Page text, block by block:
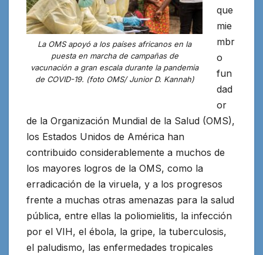
La OMS apoyó a los países africanos en la
puesta en marcha de campañas de
vacunación a gran escala durante la pandemia
de COVID-19. (foto OMS/ Junior D. Kannah)
que
mie
mbr
o
fun
dad
or
de la Organización Mundial de la Salud (OMS),
los Estados Unidos de América han
contribuido considerablemente a muchos de
los mayores logros de la OMS, como la
erradicación de la viruela, y a los progresos
frente a muchas otras amenazas para la salud
pública, entre ellas la poliomielitis, la infección
por el VIH, el ébola, la gripe, la tuberculosis,
el paludismo, las enfermedades tropicales